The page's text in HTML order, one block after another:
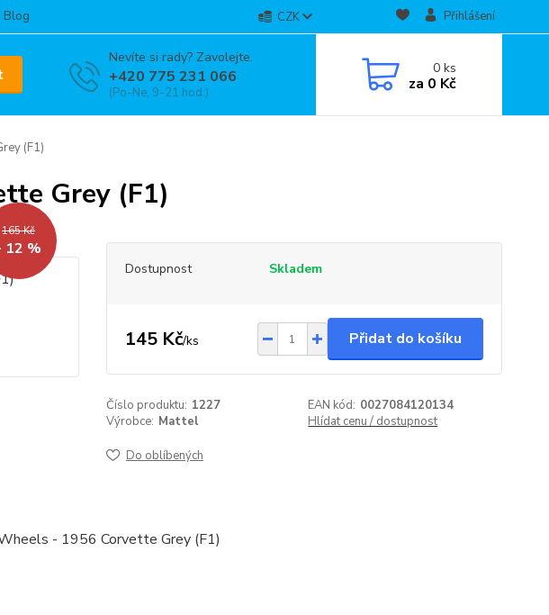
Blog CZK Přihlášení
Nevíte si rady? Zavolejte.
+420 775 231 066
(Po-Ne, 9-21 hod.)
0ks
za 0 Kč
(F1)
Grey (F1)
165 Kč
12 %
Dostupnost Skladem
145 Kč/ks Přidat do košíku
Číslo produktu: 1227 EAN kód: 0027084120134
Výrobce: Mattel Hlídat cenu / dostupnost
Do oblíbených
- 1956 Corvette Grey (F1)